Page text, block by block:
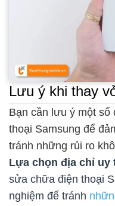
Lưu ý khi thay
Bạn cần lưu ý một số
thoại Samsung để
tránh những rủi ro
Lựa chọn địa chỉ uy
sửa chữa điện thoại
nghiệm để tránh